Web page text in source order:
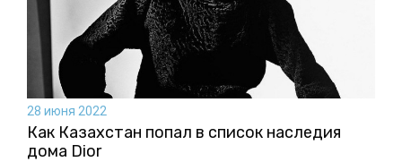
28 июня 2022
Как Казахстан попал в список наследия
дома Dior